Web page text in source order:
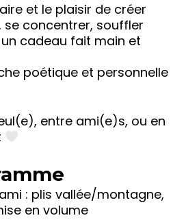
et le plaisir de créer
se concentrer, souffler
cadeau fait main et
poétique et personnelle
entre ami(e)s, ou en
: plis vallée/montagne,
en volume